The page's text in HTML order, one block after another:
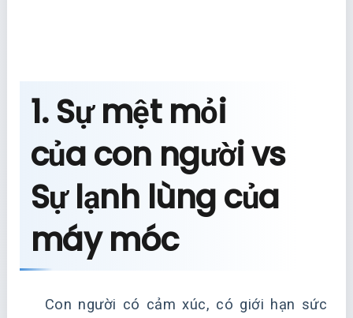
1. Sự mệt mỏi
của con người vs
Sự lạnh lùng của
máy móc
Con người có cảm xúc, có giới hạn sức